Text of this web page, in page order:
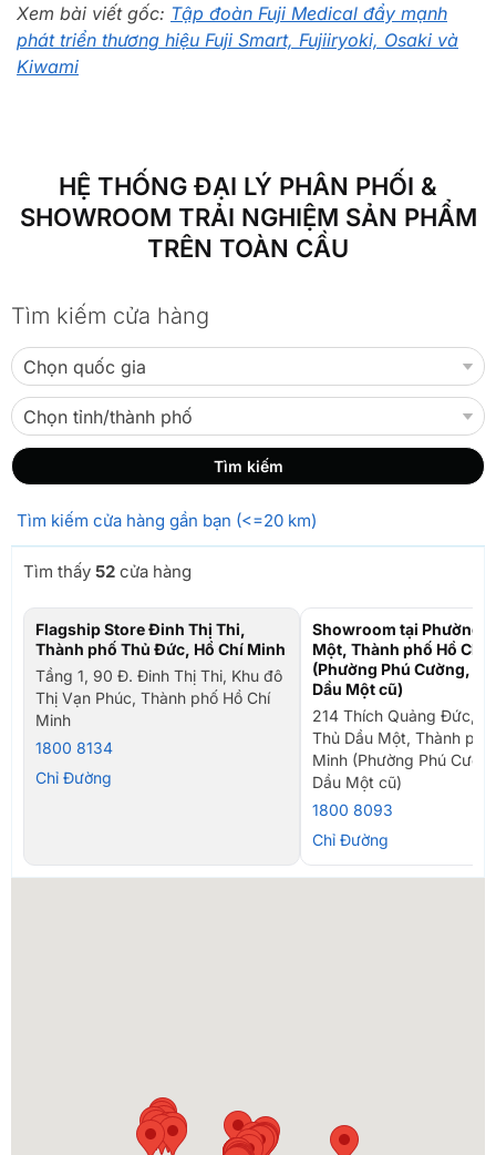
Xem bài viết gốc: Tập đoàn Fuji Medical đẩy mạnh
phát triển thương hiệu Fuji Smart, Fujiiryoki, Osaki và
Kiwami
HỆ THỐNG ĐẠI LÝ PHÂN PHỐI &
SHOWROOM TRẢI NGHIỆM SẢN PHẨM
TRÊN TOÀN CẦU
Tìm kiếm cửa hàng
Tìm kiếm cửa hàng gần bạn (<=20 km)
Tìm thấy 52 cửa hàng
Flagship Store Đinh Thị Thi,
Thành phố Thủ Đức, Hồ Chí Minh
Tầng 1, 90 Đ. Đinh Thị Thi, Khu đô
Thị Vạn Phúc, Thành phố Hồ Chí
Minh
1800 8134
Chỉ Đường
Showroom tại Phường
Một, Thành phố Hồ Chí
(Phường Phú Cường,
Dầu Một cũ)
214 Thích Quảng Đức,
Thủ Dầu Một, Thành phố
Minh (Phường Phú
Dầu Một cũ)
1800 8093
Chỉ Đường